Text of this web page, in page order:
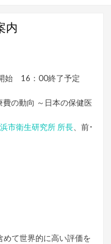
内
始 16：00終了予定
の動向 ～日本の保健医
市衛生研究所 所長、前･
めて世界的に高い評価を